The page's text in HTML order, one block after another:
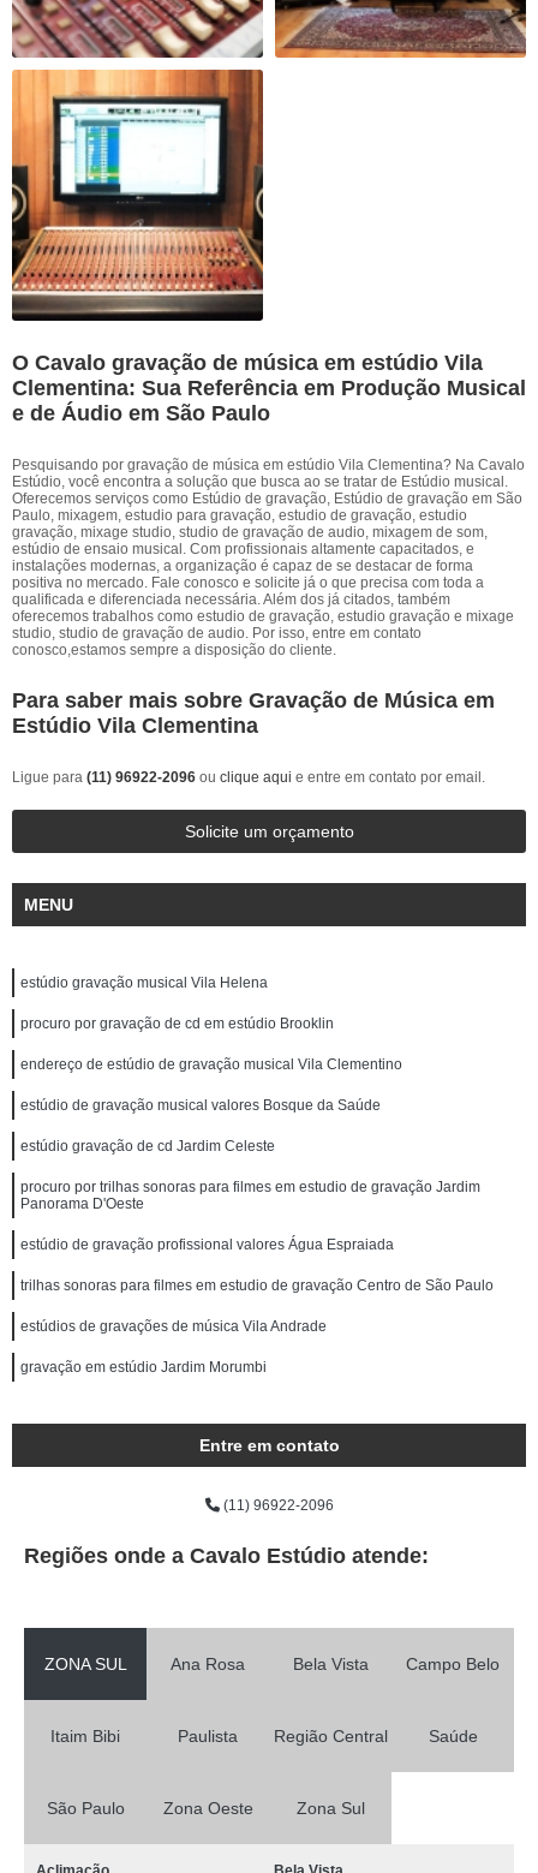
O Cavalo gravação de música em estúdio Vila
Clementina: Sua Referência em Produção Musical
e de Áudio em São Paulo
Pesquisando por gravação de música em estúdio Vila Clementina? Na Cavalo
Estúdio, você encontra a solução que busca ao se tratar de Estúdio musical.
Oferecemos serviços como Estúdio de gravação, Estúdio de gravação em São
Paulo, mixagem, estudio para gravação, estudio de gravação, estudio
gravação, mixage studio, studio de gravação de audio, mixagem de som,
estúdio de ensaio musical. Com profissionais altamente capacitados, e
instalações modernas, a organização é capaz de se destacar de forma
positiva no mercado. Fale conosco e solicite já o que precisa com toda a
qualificada e diferenciada necessária. Além dos já citados, também
oferecemos trabalhos como estudio de gravação, estudio gravação e mixage
studio, studio de gravação de audio. Por isso, entre em contato
conosco,estamos sempre a disposição do cliente.
Para saber mais sobre Gravação de Música em
Estúdio Vila Clementina
Ligue para (11) 96922-2096 ou clique aqui e entre em contato por email.
Solicite um orçamento
MENU
estúdio gravação musical Vila Helena
procuro por gravação de cd em estúdio Brooklin
endereço de estúdio de gravação musical Vila Clementino
estúdio de gravação musical valores Bosque da Saúde
estúdio gravação de cd Jardim Celeste
procuro por trilhas sonoras para filmes em estudio de gravação Jardim
Panorama D'Oeste
estúdio de gravação profissional valores Água Espraiada
trilhas sonoras para filmes em estudio de gravação Centro de São Paulo
estúdios de gravações de música Vila Andrade
gravação em estúdio Jardim Morumbi
Entre em contato
(11) 96922-2096
Regiões onde a Cavalo Estúdio atende:
ZONA SUL Ana Rosa Bela Vista Campo Belo
Itaim Bibi Paulista Região Central Saúde
São Paulo Zona Oeste Zona Sul